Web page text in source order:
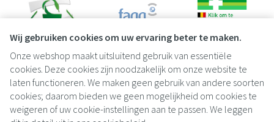
Wij gebruiken cookies om uw ervaring beter te maken.
Onze webshop maakt uitsluitend gebruik van essentiële
cookies. Deze cookies zijn noodzakelijk om onze website te
laten functioneren. We maken geen gebruik van andere soorten
cookies; daarom bieden we geen mogelijkheid om cookies te
weigeren of uw cookie-instellingen aan te passen. We leggen
Juridische links